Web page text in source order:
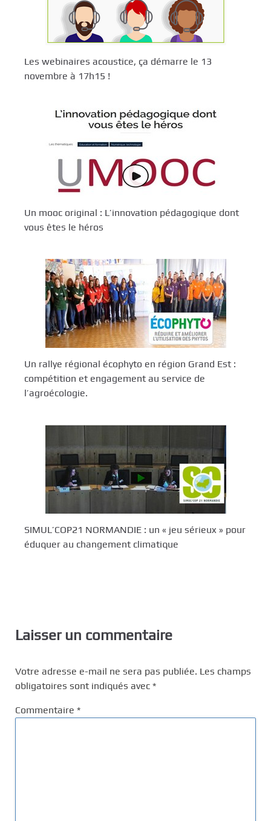
Les webinaires acoustice, ça démarre le 13
novembre à 17h15 !
Un mooc original : L’innovation pédagogique dont
vous êtes le héros
Un rallye régional écophyto en région Grand Est :
compétition et engagement au service de
l’agroécologie.
SIMUL’COP21 NORMANDIE : un « jeu sérieux » pour
éduquer au changement climatique
Laisser un commentaire
Votre adresse e-mail ne sera pas publiée. Les champs
obligatoires sont indiqués avec *
Commentaire *